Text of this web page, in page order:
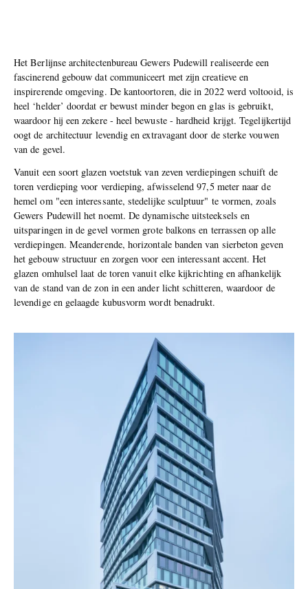
Het Berlijnse architectenbureau Gewers Pudewill realiseerde een
fascinerend gebouw dat communiceert met zijn creatieve en
inspirerende omgeving. De kantoortoren, die in 2022 werd voltooid, is
heel ‘helder’ doordat er bewust minder begon en glas is gebruikt,
waardoor hij een zekere - heel bewuste - hardheid krijgt. Tegelijkertijd
oogt de architectuur levendig en extravagant door de sterke vouwen
van de gevel.
Vanuit een soort glazen voetstuk van zeven verdiepingen schuift de
toren verdieping voor verdieping, afwisselend 97,5 meter naar de
hemel om "een interessante, stedelijke sculptuur" te vormen, zoals
Gewers Pudewill het noemt. De dynamische uitsteeksels en
uitsparingen in de gevel vormen grote balkons en terrassen op alle
verdiepingen. Meanderende, horizontale banden van sierbeton geven
het gebouw structuur en zorgen voor een interessant accent. Het
glazen omhulsel laat de toren vanuit elke kijkrichting en afhankelijk
van de stand van de zon in een ander licht schitteren, waardoor de
levendige en gelaagde kubusvorm wordt benadrukt.